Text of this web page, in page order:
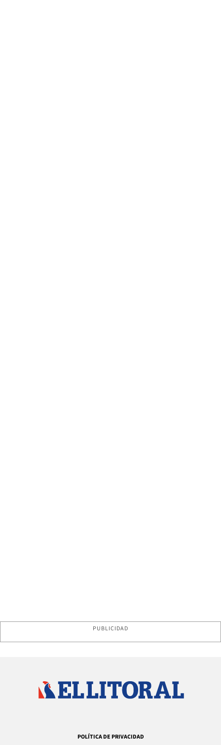
PUBLICIDAD
POLÍTICA DE PRIVACIDAD